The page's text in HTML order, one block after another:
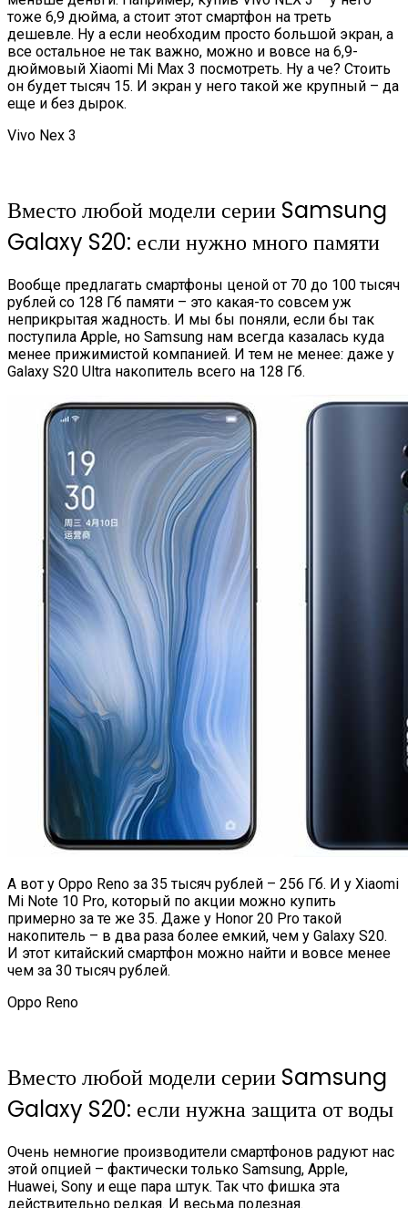
тоже 6,9 дюйма, а стоит этот смартфон на треть
дешевле. Ну а если необходим просто большой экран, а
все остальное не так важно, можно и вовсе на 6,9-
дюймовый Xiaomi Mi Max 3 посмотреть. Ну а че? Стоить
он будет тысяч 15. И экран у него такой же крупный – да
еще и без дырок.
Vivo Nex 3
Вместо любой модели серии Samsung
Galaxy S20: если нужно много памяти
Вообще предлагать смартфоны ценой от 70 до 100 тысяч
рублей со 128 Гб памяти – это какая-то совсем уж
неприкрытая жадность. И мы бы поняли, если бы так
поступила Apple, но Samsung нам всегда казалась куда
менее прижимистой компанией. И тем не менее: даже у
Galaxy S20 Ultra накопитель всего на 128 Гб.
А вот у Oppo Reno за 35 тысяч рублей – 256 Гб. И у Xiaomi
Mi Note 10 Pro, который по акции можно купить
примерно за те же 35. Даже у Honor 20 Pro такой
накопитель – в два раза более емкий, чем у Galaxy S20.
И этот китайский смартфон можно найти и вовсе менее
чем за 30 тысяч рублей.
Oppo Reno
Вместо любой модели серии Samsung
Galaxy S20: если нужна защита от воды
Очень немногие производители смартфонов радуют нас
этой опцией – фактически только Samsung, Apple,
Huawei, Sony и еще пара штук. Так что фишка эта
действительно редкая. И весьма полезная.